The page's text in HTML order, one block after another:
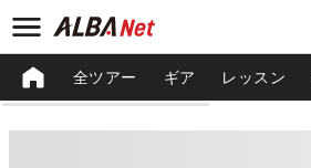
全ツアー ギア レッスン